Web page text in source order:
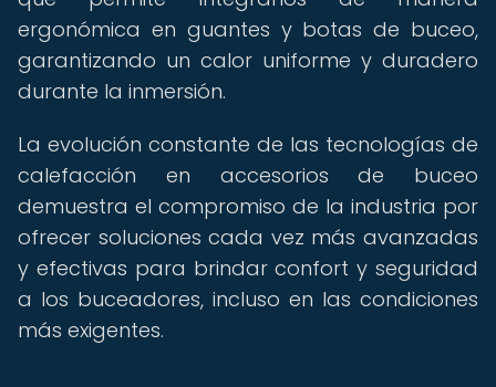
ergonómica en guantes y botas de buceo,
garantizando un calor uniforme y duradero
durante la inmersión.
La evolución constante de las tecnologías de
calefacción en accesorios de buceo
demuestra el compromiso de la industria por
ofrecer soluciones cada vez más avanzadas
y efectivas para brindar confort y seguridad
a los buceadores, incluso en las condiciones
más exigentes.